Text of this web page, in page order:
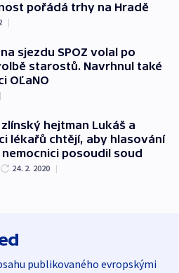
pořádá trhy na Hradě
|
sjezdu SPOZ volal po
starostů. Navrhnul také
OĽaNO
|
hejtman Lukáš a
lékařů chtějí, aby hlasování
posoudil soud
24. 2. 2020 |
publikovaného evropskými